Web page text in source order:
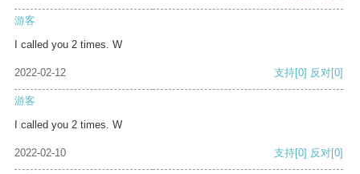
游客
I called you 2 times. W
2022-02-12 支持[0] 反对[0]
游客
I called you 2 times. W
2022-02-10 支持[0] 反对[0]